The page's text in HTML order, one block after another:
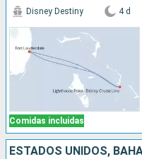
Comidas incluidas
Disney Destiny 4 d
ESTADOS UNIDOS,